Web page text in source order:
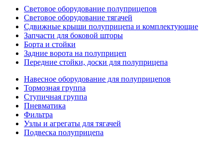
Световое оборудование полуприцепов
Световое оборудование тягачей
Сдвижные крыши полуприцепа и комплектующие
Запчасти для боковой шторы
Борта и стойки
Задние ворота на полуприцеп
Передние стойки, доски для полуприцепа
Навесное оборудование для полуприцепов
Тормозная группа
Ступичная группа
Пневматика
Фильтра
Узлы и агрегаты для тягачей
Подвеска полуприцепа